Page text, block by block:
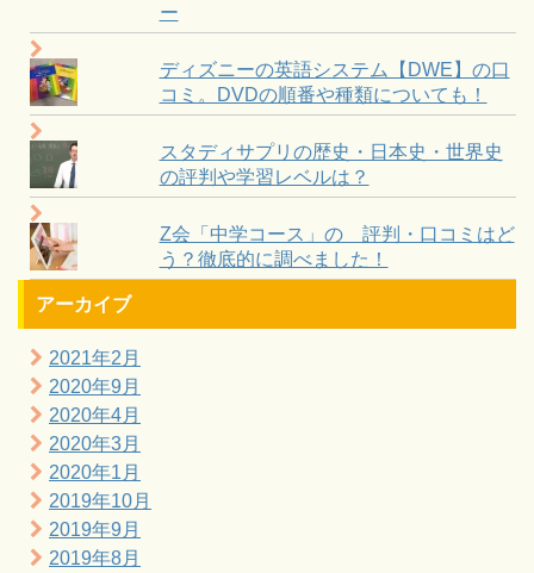
ー
ディズニーの英語システム【DWE】の口
コミ。DVDの順番や種類についても！
スタディサプリの歴史・日本史・世界史
の評判や学習レベルは？
Z会「中学コース」の 評判・口コミはど
う？徹底的に調べました！
アーカイブ
2021年2月
2020年9月
2020年4月
2020年3月
2020年1月
2019年10月
2019年9月
2019年8月